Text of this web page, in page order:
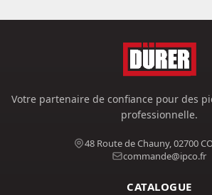
Votre partenaire de confiance pour des
professionnelle.
48 Route de Chauny, 02700
commande@ipco.fr
CATALOGUE